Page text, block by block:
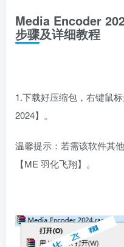
Media Encoder
步骤及详细教程
1.下载好压缩包，右键鼠
2024】。
温馨提示：若需该软件其
【ME 羽化飞翔】。